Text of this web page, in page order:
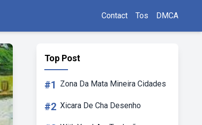
Contact Tos DMCA
Top Post
#1 Zona Da Mata Mineira Cidades
#2 Xicara De Cha Desenho